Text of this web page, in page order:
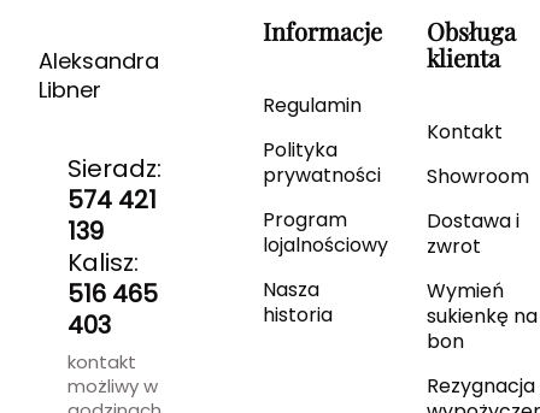
Aleksandra
Libner
Sieradz:
574 421
139
Kalisz:
516 465
403
kontakt
możliwy w
Informacje
Regulamin
Polityka
prywatności
Program
lojalnościowy
Nasza
historia
Obsługa
klienta
Kontakt
Showroom
Dostawa i
zwrot
Wymień
sukienkę na
bon
Rezygnacja